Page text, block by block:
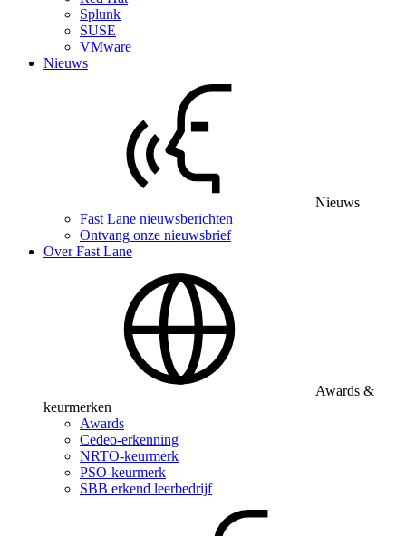
Splunk
SUSE
VMware
Nieuws
Nieuws
Fast Lane nieuwsberichten
Ontvang onze nieuwsbrief
Over Fast Lane
Awards &
keurmerken
Awards
Cedeo-erkenning
NRTO-keurmerk
PSO-keurmerk
SBB erkend leerbedrijf